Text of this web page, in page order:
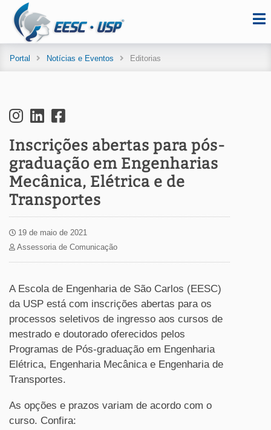
Portal Notícias e Eventos Editorias
Inscrições abertas para pós-
graduação em Engenharias
Mecânica, Elétrica e de
Transportes
19 de maio de 2021
Assessoria de Comunicação
A Escola de Engenharia de São Carlos (EESC)
da USP está com inscrições abertas para os
processos seletivos de ingresso aos cursos de
mestrado e doutorado oferecidos pelos
Programas de Pós-graduação em Engenharia
Elétrica, Engenharia Mecânica e Engenharia de
Transportes.
As opções e prazos variam de acordo com o
curso. Confira: